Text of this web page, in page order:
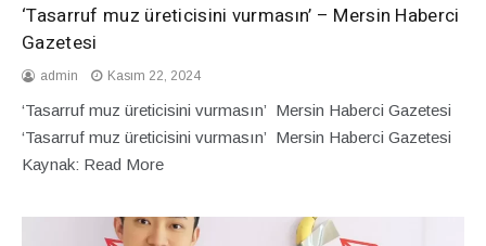
‘Tasarruf muz üreticisini vurmasın’ – Mersin Haberci
Gazetesi
admin Kasım 22, 2024
‘Tasarruf muz üreticisini vurmasın’ Mersin Haberci Gazetesi
‘Tasarruf muz üreticisini vurmasın’ Mersin Haberci Gazetesi
Kaynak: Read More